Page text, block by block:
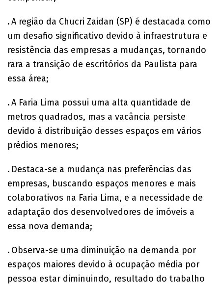
.A região da Chucri Zaidan (SP) é destacada como
um desafio significativo devido à infraestrutura e
resistência das empresas a mudanças, tornando
rara a transição de escritórios da Paulista para
essa área;
.A Faria Lima possui uma alta quantidade de
metros quadrados, mas a vacância persiste
devido à distribuição desses espaços em vários
prédios menores;
. Destaca-se a mudança nas preferências das
empresas, buscando espaços menores e mais
colaborativos na Faria Lima, e a necessidade de
adaptação dos desenvolvedores de imóveis a
essa nova demanda;
. Observa-se uma diminuição na demanda por
espaços maiores devido à ocupação média por
pessoa estar diminuindo, resultado do trabalho